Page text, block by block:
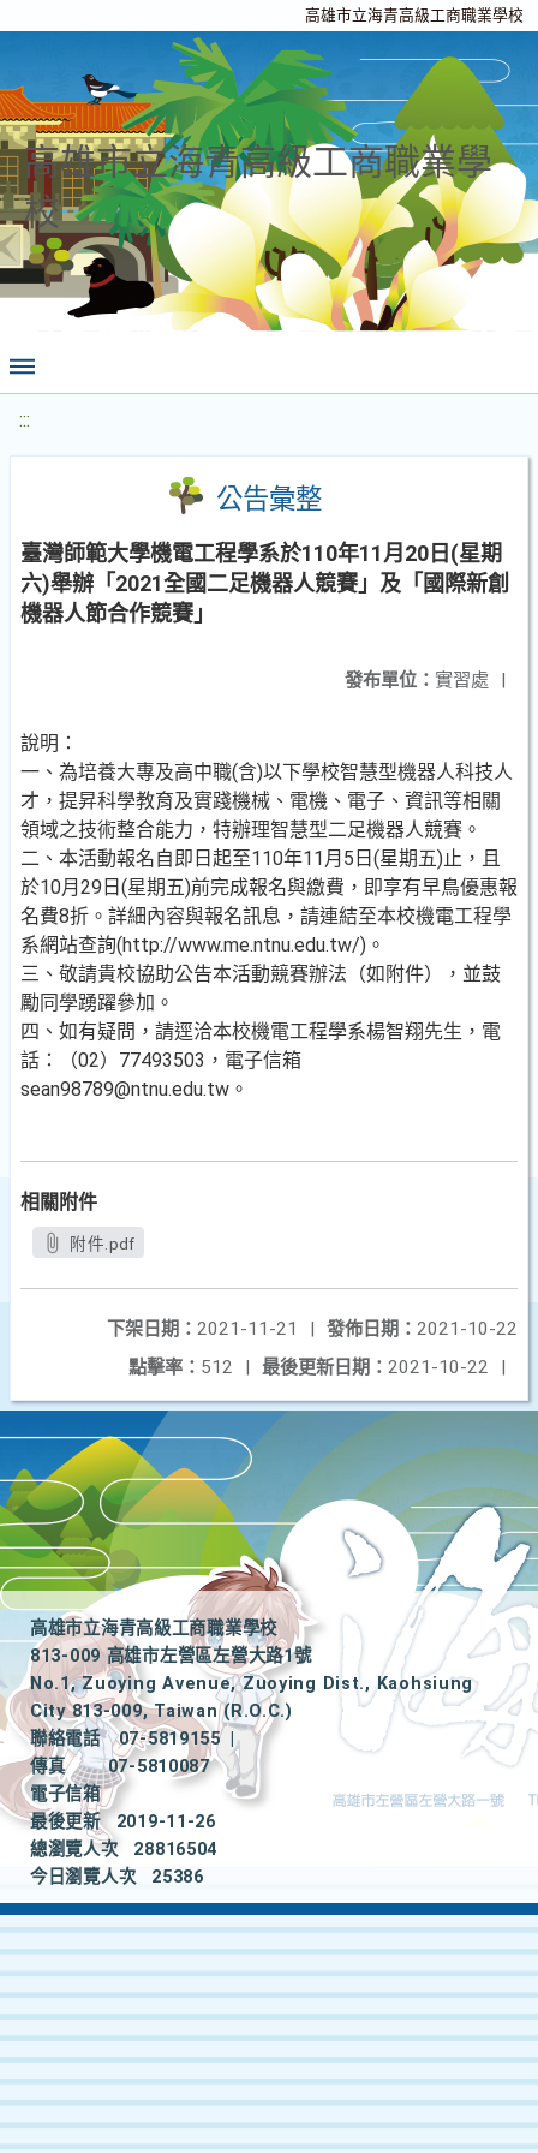
高雄市立海青高級工商職業學校
高雄市立海青高級工商職業學
校
:::
公告彙整
臺灣師範大學機電工程學系於110年11月20日(星期
六)舉辦「2021全國二足機器人競賽」及「國際新創
機器人節合作競賽」
發布單位： 實習處 |
說明：
一、為培養大專及高中職(含)以下學校智慧型機器人科技人
才，提昇科學教育及實踐機械、電機、電子、資訊等相關
領域之技術整合能力，特辦理智慧型二足機器人競賽。
二、本活動報名自即日起至110年11月5日(星期五)止，且
於10月29日(星期五)前完成報名與繳費，即享有早鳥優惠報
名費8折。詳細內容與報名訊息，請連結至本校機電工程學
系網站查詢(http://www.me.ntnu.edu.tw/)。
三、敬請貴校協助公告本活動競賽辦法（如附件），並鼓
勵同學踴躍參加。
四、如有疑問，請逕洽本校機電工程學系楊智翔先生，電
話：（02）77493503，電子信箱
sean98789@ntnu.edu.tw。
相關附件
附件.pdf
發佈日期： 2021-10-22
下架日期： 2021-11-21
|
最後更新日期： 2021-10-22 |
點擊率： 512 |
高雄市立海青高級工商職業學校
813-009 高雄市左營區左營大路1號
No.1, Zuoying Avenue, Zuoying Dist., Kaohsiung
City 813-009, Taiwan (R.O.C.)
聯絡電話
07-5819155
|
傳真
07-5810087
電子信箱
最後更新
2019-11-26
總瀏覽人次
28816504
今日瀏覽人次
25386